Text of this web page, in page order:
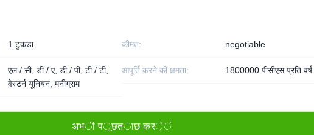
1 टुकड़ा कीमत: negotiable
एल / सी, डी / ए, डी / पी, टी / टी,
वेस्टर्न यूनियन, मनीग्राम
आपूर्ति करने की क्षमता: 1800000 पीसीएस प्रति वर्ष
अभी पूछताछ करें